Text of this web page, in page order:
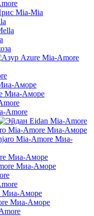
Аморе
Mia-Amore Миа-Аморе
Миа-Аморе
Миа-Аморе